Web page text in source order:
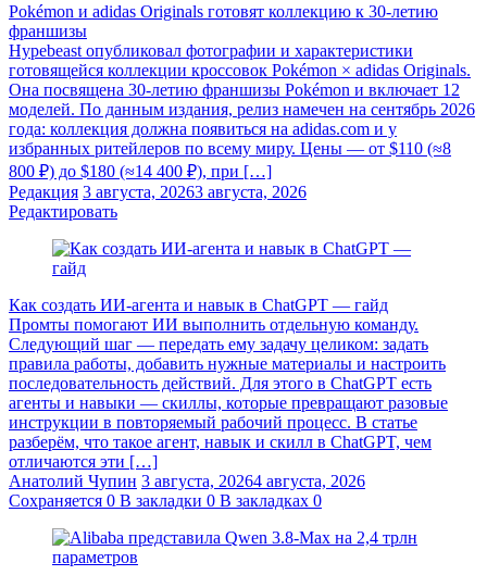
Pokémon и adidas Originals готовят коллекцию к 30-летию
франшизы
Hypebeast опубликовал фотографии и характеристики
готовящейся коллекции кроссовок Pokémon × adidas Originals.
Она посвящена 30-летию франшизы Pokémon и включает 12
моделей. По данным издания, релиз намечен на сентябрь 2026
года: коллекция должна появиться на adidas.com и у
избранных ритейлеров по всему миру. Цены — от $110 (≈8
800 ₽) до $180 (≈14 400 ₽), при […]
Редакция 3 августа, 20263 августа, 2026
Редактировать
Как создать ИИ-агента и навык в ChatGPT — гайд
Промты помогают ИИ выполнить отдельную команду.
Следующий шаг — передать ему задачу целиком: задать
правила работы, добавить нужные материалы и настроить
последовательность действий. Для этого в ChatGPT есть
агенты и навыки — скиллы, которые превращают разовые
инструкции в повторяемый рабочий процесс. В статье
разберём, что такое агент, навык и скилл в ChatGPT, чем
отличаются эти […]
Анатолий Чупин 3 августа, 20264 августа, 2026
Сохраняется 0 В закладки 0 В закладках 0